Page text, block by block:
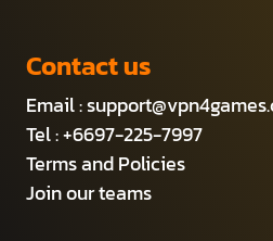
Contact us
Email :
Tel : +6697-225-7997
Terms and Policies
Join our teams